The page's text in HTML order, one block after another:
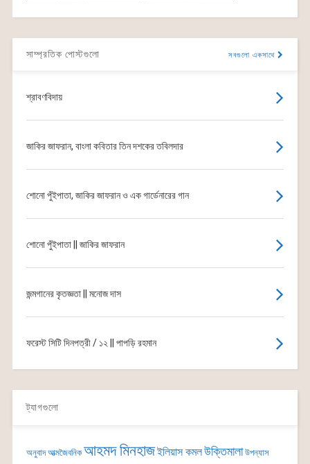
সাম্প্রতিক পোস্টগুলো সবগুলো একসাথে
শ্রাবণবিদায়
জাকির জাফরান, বাংলা কবিতার তিন দশকের তবিলদার
শোনো পুঁইপাতা, জাকির জাফরান ও এক গার্ডেনারের গান
শোনো পুঁইপাতা || জাকির জাফরান
জন্মগানের কৃতজ্ঞতা || মনোজ দাস
ফরেস্ট সিটি দিনপত্রী / ১২ || পাপড়ি রহমান
ট্যাগগুলো
অনুবাদ আত্মজৈবনিক আহমদ মিনহাজইলিয়াস কমলউক্তিমালা উপন্যাস